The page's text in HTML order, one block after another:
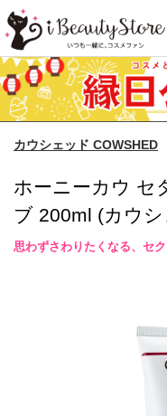
カウシェッド COWSHED
ホーニーカウ セ
ブ 200ml (カウ
思わずさわりたくなる、セク